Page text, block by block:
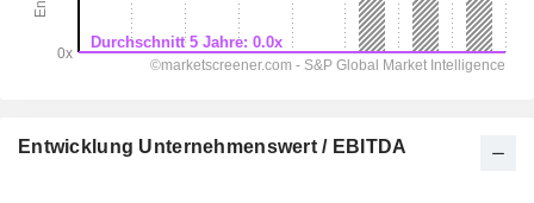
Entwicklung Unternehmenswert / EBITDA